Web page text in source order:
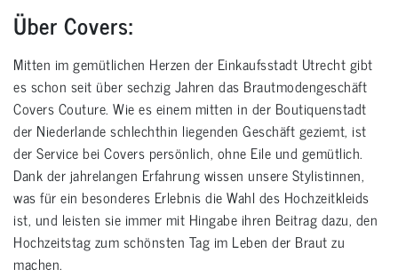
Über Covers:
Mitten im gemütlichen Herzen der Einkaufsstadt Utrecht gibt
es schon seit über sechzig Jahren das Brautmodengeschäft
Covers Couture. Wie es einem mitten in der Boutiquenstadt
der Niederlande schlechthin liegenden Geschäft geziemt, ist
der Service bei Covers persönlich, ohne Eile und gemütlich.
Dank der jahrelangen Erfahrung wissen unsere Stylistinnen,
was für ein besonderes Erlebnis die Wahl des Hochzeitkleids
ist, und leisten sie immer mit Hingabe ihren Beitrag dazu, den
Hochzeitstag zum schönsten Tag im Leben der Braut zu
machen.